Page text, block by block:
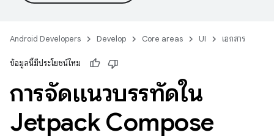
Android Developers Develop Core areas UI เอกสาร
ข้อมูลนี้มีประโยชน์ไหม
การจัดแนวบรรทัดใน
Jetpack Compose